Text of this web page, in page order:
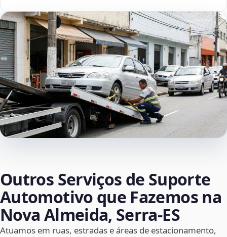
Outros Serviços de Suporte
Automotivo que Fazemos na
Nova Almeida, Serra‑ES
Atuamos em ruas, estradas e áreas de estacionamento,